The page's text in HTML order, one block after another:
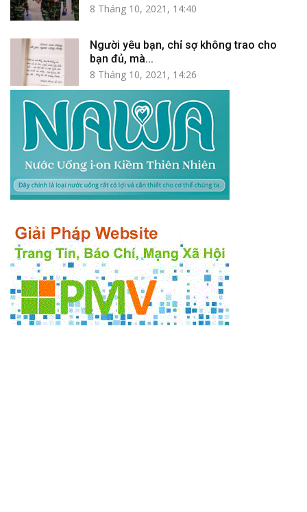
8 Tháng 10, 2021, 14:40
Người yêu bạn, chỉ sợ không trao cho
bạn đủ, mà...
8 Tháng 10, 2021, 14:26